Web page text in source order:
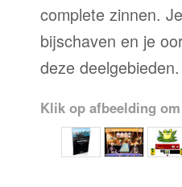
complete zinnen.
bijschaven en je
deze deelgebieden.
Klik op afbeelding